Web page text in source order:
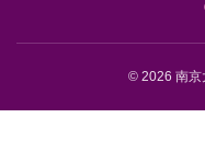
© 2026 南京